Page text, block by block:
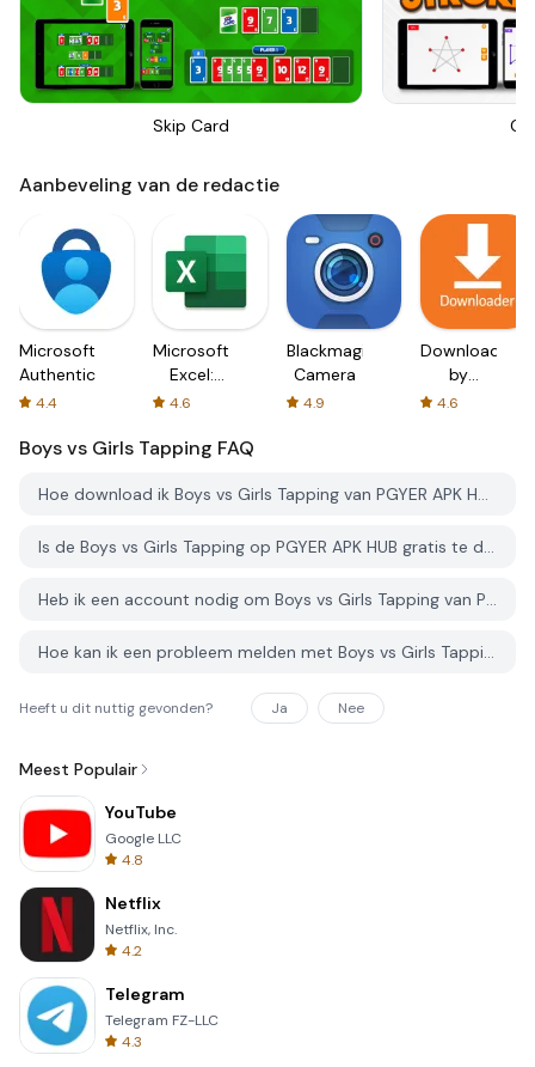
Skip Card
Aanbeveling van de redactie
Microsoft
Authenticator
4.4
Microsoft
Excel:
Spreadsheets
4.6
Blackmagic
Camera
4.9
Downloader
by
AFTVnews
4.6
Boys vs Girls Tapping FAQ
Hoe download ik Boys vs Girls Tapping van PGYER APK HUB?
Is de Boys vs Girls Tapping op PGYER APK HUB gratis te downloaden?
Heb ik een account nodig om Boys vs Girls Tapping van PGYER APK HUB te downloaden?
Hoe kan ik een probleem melden met Boys vs Girls Tapping op PGYER APK HUB?
Heeft u dit nuttig gevonden? Ja Nee
Meest Populair
YouTube
Google LLC
4.8
Netflix
Netflix, Inc.
4.2
Telegram
Telegram FZ-LLC
4.3